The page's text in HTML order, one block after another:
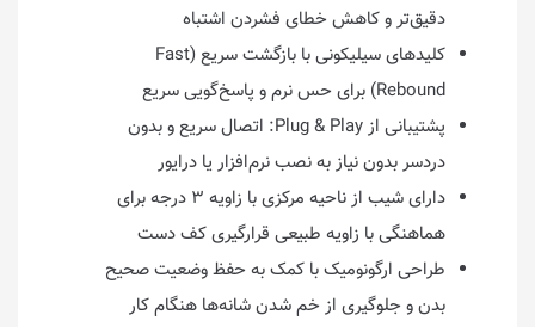
دقیق‌تر و کاهش خطای فشردن اشتباه
کلیدهای سیلیکونی با بازگشت سریع (Fast
Rebound) برای حس نرم و پاسخ‌گویی سریع
پشتیبانی از Plug & Play: اتصال سریع و بدون
دردسر بدون نیاز به نصب نرم‌افزار یا درایور
دارای شیب از ناحیه مرکزی با زاویه ۳ درجه برای
هماهنگی با زاویه طبیعی قرارگیری کف دست
طراحی ارگونومیک با کمک به حفظ وضعیت صحیح
بدن و جلوگیری از خم شدن شانه‌ها هنگام کار